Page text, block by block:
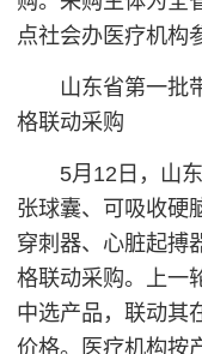
点社会办医疗机构
山东省第一批带
格联动采购
5月12日，山东
张球囊、可吸收硬
穿刺器、心脏起搏
格联动采购。上一
中选产品，联动其
价格。医疗机构按